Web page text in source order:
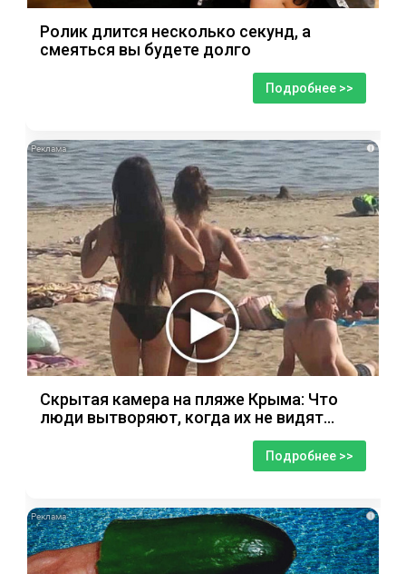
Ролик длится несколько секунд, а
смеяться вы будете долго
Подробнее >>
i
Скрытая камера на пляже Крыма: Что
люди вытворяют, когда их не видят...
Подробнее >>
i